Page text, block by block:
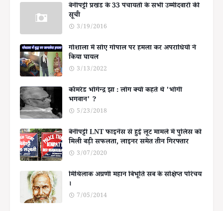
बेनीपट्टी प्रखंड के 33 पंचायतों के सभी उम्मीदवारों की
सूची
3/19/2016
गोशाला में सोए गोपाल पर हमला कर अपराधियों ने
किया घायल
3/13/2022
कॉमरेड भोगेन्द्र झा : लोग क्यों कहते थे 'भोगी
भगवान' ?
5/23/2018
बेनीपट्टी LNT फाइनेंस से हुई लूट मामले में पुलिस को
मिली बड़ी सफलता, लाइनर समेत तीन गिरफ्तार
3/07/2020
मिथिलाक अग्रणी महान बिभूति सब के संक्षिप्त परिचय
।
7/05/2014